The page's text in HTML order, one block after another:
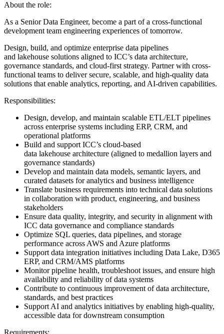
About the role:
As a Senior Data Engineer, become a part of a cross-functional
development team engineering experiences of tomorrow.
Design, build, and optimize enterprise data pipelines
and lakehouse solutions aligned to ICC’s data architecture,
governance standards, and cloud-first strategy. Partner with cross-
functional teams to deliver secure, scalable, and high-quality data
solutions that enable analytics, reporting, and AI-driven capabilities.
Responsibilities:
Design, develop, and maintain scalable ETL/ELT pipelines
across enterprise systems including ERP, CRM, and
operational platforms
Build and support ICC’s cloud-based
data lakehouse architecture (aligned to medallion layers and
governance standards)
Develop and maintain data models, semantic layers, and
curated datasets for analytics and business intelligence
Translate business requirements into technical data solutions
in collaboration with product, engineering, and business
stakeholders
Ensure data quality, integrity, and security in alignment with
ICC data governance and compliance standards
Optimize SQL queries, data pipelines, and storage
performance across AWS and Azure platforms
Support data integration initiatives including Data Lake, D365
ERP, and CRM/AMS platforms
Monitor pipeline health, troubleshoot issues, and ensure high
availability and reliability of data systems
Contribute to continuous improvement of data architecture,
standards, and best practices
Support AI and analytics initiatives by enabling high-quality,
accessible data for downstream consumption